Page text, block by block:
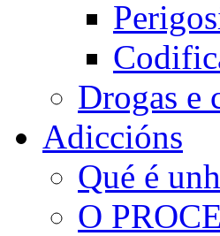
Drogas e
Adiccións
Qué é
O